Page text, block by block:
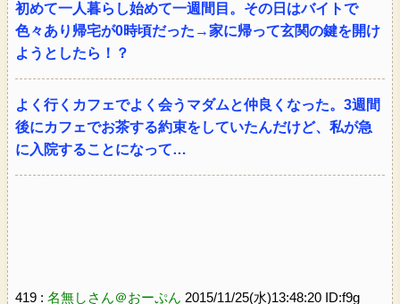
初めて一人暮らし始めて一週間目。その日はバイトで
色々あり帰宅が0時頃だった→家に帰って玄関の鍵を開け
ようとしたら！？
よく行くカフェでよく会うマダムと仲良くなった。3週間
後にカフェでお茶する約束をしていたんだけど、私が急
に入院することになって…
419 : 名無しさん＠おーぷん 2015/11/25(水)13:48:20 ID:f9g